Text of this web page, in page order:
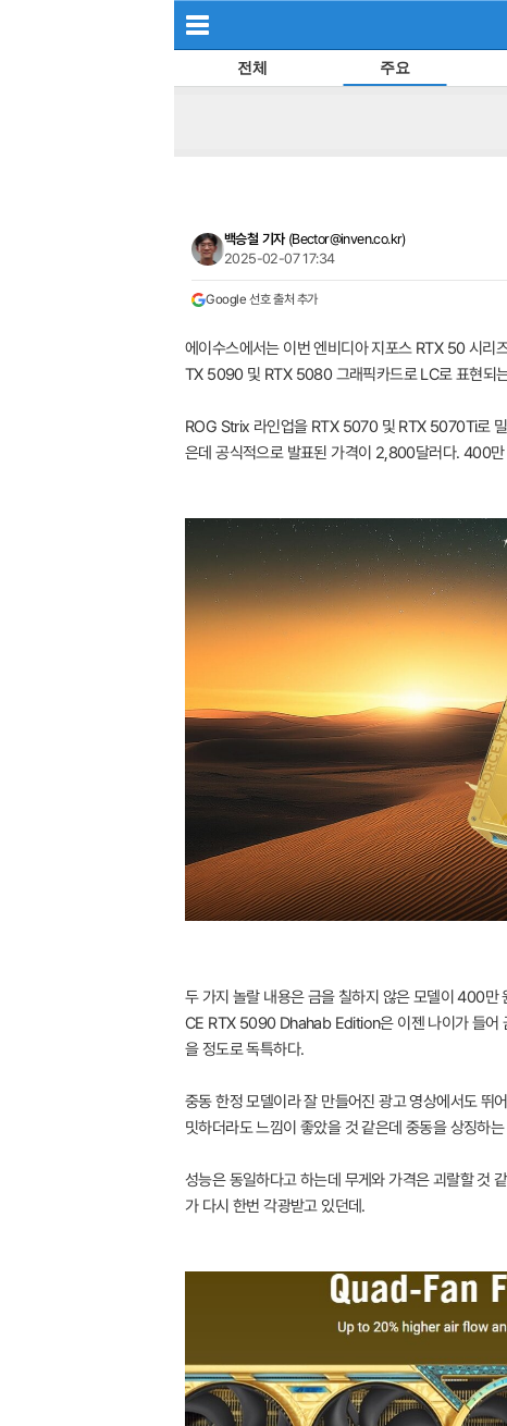
전체 주요
백승철 기자 (Bector@inven.co.kr)
2025-02-07 17:34
Google 선호 출처 추가
에이수스에서는 이번 엔비디아 지포스 RTX 50 시리
TX 5090 및 RTX 5080 그래픽카드로 LC로 표현되
ROG Strix 라인업을 RTX 5070 및 RTX 5070Ti로
은데 공식적으로 발표된 가격이 2,800달러다. 400
두 가지 놀랄 내용은 금을 칠하지 않은 모델이 400만
CE RTX 5090 Dhahab Edition은 이젠 나이가 들어
을 정도로 독특하다.
중동 한정 모델이라 잘 만들어진 광고 영상에서도 뛰
밋하더라도 느낌이 좋았을 것 같은데 중동을 상징하
성능은 동일하다고 하는데 무게와 가격은 괴랄할 것
가 다시 한번 각광받고 있던데.